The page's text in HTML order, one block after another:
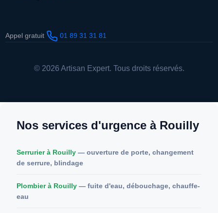
Appel gratuit 01 89 31 31 81
© 2026 Artisan Expert. Tous droits réservés.
Nos services d'urgence à Rouilly
Serrurier à Rouilly — ouverture de porte, changement
de serrure, blindage
Plombier à Rouilly — fuite d'eau, débouchage, chauffe-
eau